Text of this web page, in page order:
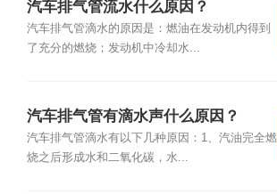
汽车排气管流水什么原因？
汽车排气管滴水的原因是：燃油在发动机内得到
了充分的燃烧；发动机中冷却水...
汽车排气管有滴水声什么原因？
汽车排气管滴水有以下几种原因：1、汽油完全燃
烧之后形成水和二氧化碳，水...